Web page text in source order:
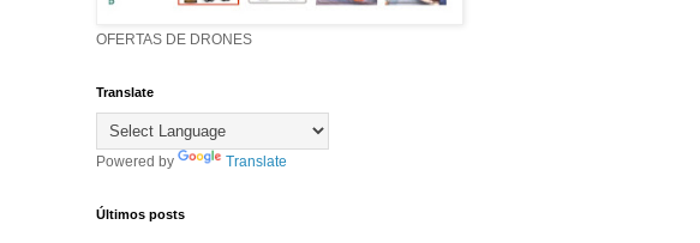
OFERTAS DE DRONES
Translate
Powered by Translate
Últimos posts